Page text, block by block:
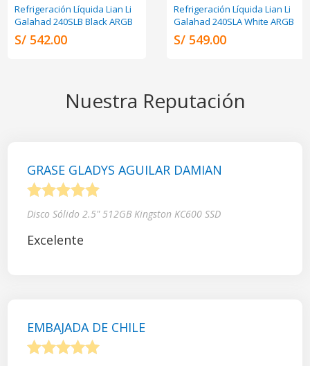
Refrigeración Líquida Lian Li
Galahad 240SLB Black ARGB
S/ 542.00
Refrigeración Líquida Lian Li
Galahad 240SLA White ARGB
S/ 549.00
Nuestra Reputación
GRASE GLADYS AGUILAR DAMIAN
Disco Sólido 2.5" 512GB Kingston KC600 SSD
Excelente
EMBAJADA DE CHILE